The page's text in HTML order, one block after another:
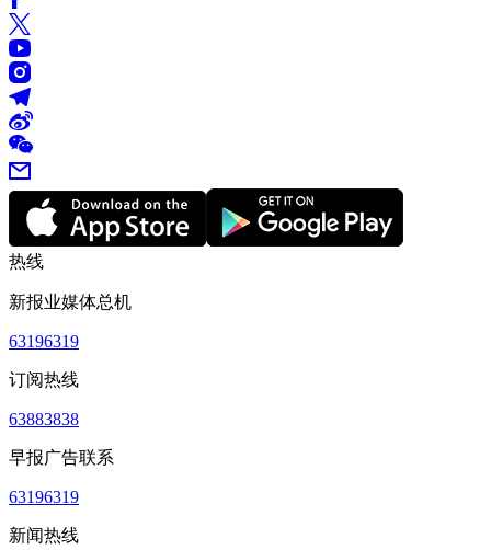
热线
新报业媒体总机
63196319
订阅热线
63883838
早报广告联系
63196319
新闻热线